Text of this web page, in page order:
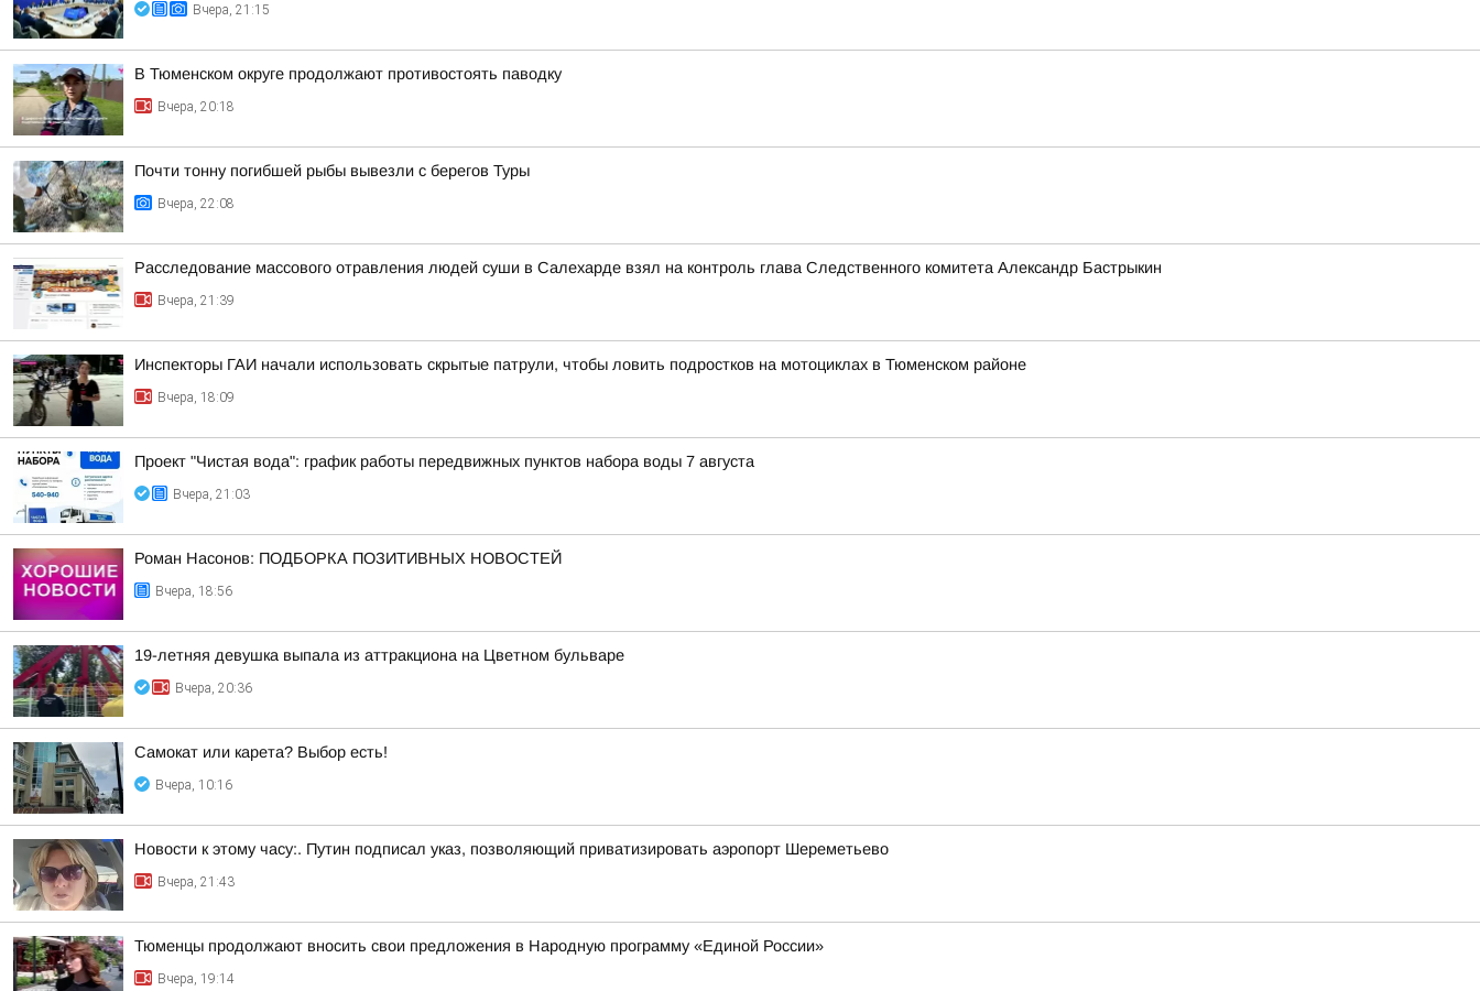
Вчера, 21:15
В Тюменском округе продолжают противостоять паводку
Вчера, 20:18
Почти тонну погибшей рыбы вывезли с берегов Туры
Вчера, 22:08
Расследование массового отравления людей суши в Салехарде взял на контроль глава Следственного комитета Александр Бастрыкин
Вчера, 21:39
Инспекторы ГАИ начали использовать скрытые патрули, чтобы ловить подростков на мотоциклах в Тюменском районе
Вчера, 18:09
Проект "Чистая вода": график работы передвижных пунктов набора воды 7 августа
Вчера, 21:03
Роман Насонов: ПОДБОРКА ПОЗИТИВНЫХ НОВОСТЕЙ
Вчера, 18:56
19-летняя девушка выпала из аттракциона на Цветном бульваре
Вчера, 20:36
Самокат или карета? Выбор есть!
Вчера, 10:16
Новости к этому часу:. Путин подписал указ, позволяющий приватизировать аэропорт Шереметьево
Вчера, 21:43
Тюменцы продолжают вносить свои предложения в Народную программу «Единой России»
Вчера, 19:14